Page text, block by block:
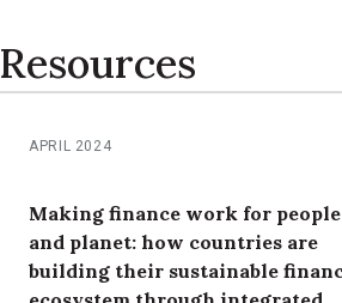
Resources
APRIL 2024
Making finance work for people
and planet: how countries are
building their sustainable